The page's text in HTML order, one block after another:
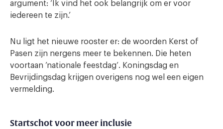
argument: ‘Ik vind het ook belangrijk om er voor
iedereen te zijn.’
Nu ligt het nieuwe rooster er: de woorden Kerst of
Pasen zijn nergens meer te bekennen. Die heten
voortaan ’nationale feestdag’. Koningsdag en
Bevrijdingsdag krijgen overigens nog wel een eigen
vermelding.
Startschot voor meer inclusie